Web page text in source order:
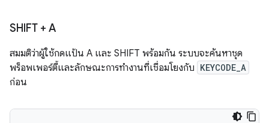
SHIFT + A
สมมติว่าผู้ใช้กดแป้น A และ SHIFT พร้อมกัน ระบบจะค้นหาชุด
พร็อพเพอร์ตี้และลักษณะการทํางานที่เชื่อมโยงกับ KEYCODE_A
ก่อน